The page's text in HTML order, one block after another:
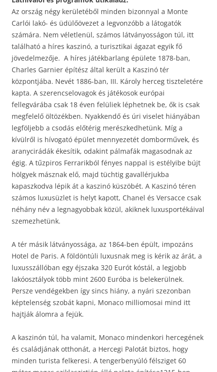
Az ország négy kerületéből minden bizonnyal a Monte
Carlói lakó- és üdülőövezet a legvonzóbb a látogatók
számára. Nem véletlenül, számos látványosságon túl, itt
található a híres kaszinó, a turisztikai ágazat egyik fő
jövedelmezője. A híres játékbarlang épülete 1878-ban,
Charles Garnier építész által került a Kaszinó tér
központjába. Nevét 1886-ban, III. Károly herceg tiszteletére
kapta. A szerencselovagok és játékosok európai
fellegvárába csak 18 éven felüliek léphetnek be, ők is csak
megfelelő öltözékben. Nyakkendő és úri viselet hiányában
legföljebb a csodás előtérig merészkedhetünk. Míg a
kívülről is hívogató épület mennyezetét domborművek, és
aranycirádák ékesítik, odakint pálmafák magasodnak az
égig. A tűzpiros Ferrarikból fényes nappal is estélyibe bújt
hölgyek másznak elő, majd tüchtig gavallérjukba
kapaszkodva lépik át a kaszinó küszöbét. A Kaszinó téren
számos luxusüzlet is helyt kapott, Chanel és Versacce csak
néhány név a legnagyobbak közül, akiknek luxusportékáival
szemezhetünk.
A tér másik látványossága, az 1864-ben épült, impozáns
Hotel de Paris. A földöntúli luxusnak meg is kérik az árát, a
luxusszállóban egy éjszaka 320 Eurót kóstál, a legjobb
lakóosztályok több mint 2600 Euróba is belekerülnek.
Persze vendégekben így sincs hiány, a nyári szezonban
képtelenség szobát kapni, Monaco milliomosai mind itt
hajtják álomra a fejük.
A kaszinón túl, ha valamit, Monaco mindenkori hercegének
és családjának otthonát, a Hercegi Palotát biztos, hogy
minden turista felkeresi. A tengerbenyúló félsziget 60